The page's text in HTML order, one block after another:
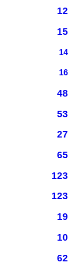
12
15
14
16
48
53
27
65
123
123
19
10
62